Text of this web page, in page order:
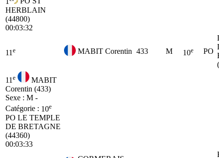
HERBLAIN
(44800)
00:03:32
11 e MABIT Corentin 433 M 10e PO
11 e
MABIT
Corentin (433)
Sexe : M -
Catégorie : 10e
PO LE TEMPLE
DE BRETAGNE
(44360)
00:03:33